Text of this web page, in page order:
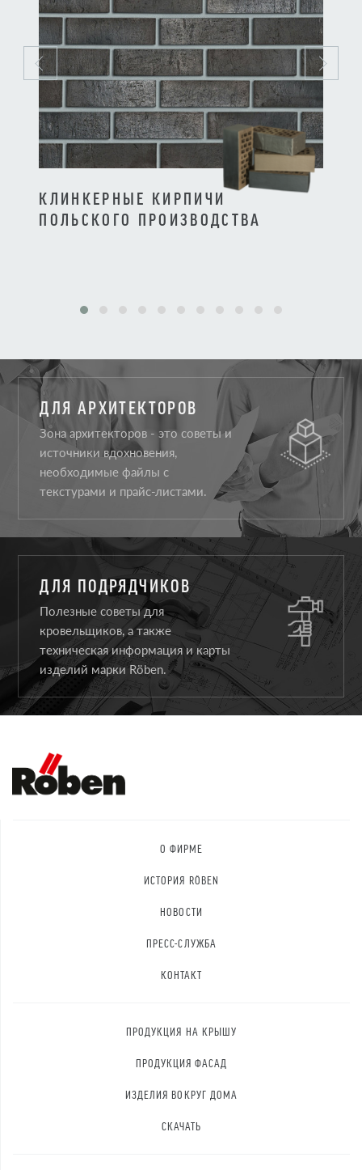
КЛИНКЕРНЫЕ КИРПИЧИ
ПОЛЬСКОГО ПРОИЗВОДСТВА
ДЛЯ АРХИТЕКТОРОВ
Зона архитекторов - это советы и
источники вдохновения,
необходимые файлы с
текстурами и прайс-листами.
ДЛЯ ПОДРЯДЧИКОВ
Полезные советы для
кровельщиков, а также
техническая информация и карты
изделий марки Röben.
О ФИРМЕ
ИСТОРИЯ RÖBEN
НОВОСТИ
ПРЕСС-СЛУЖБА
КОНТАКТ
ПРОДУКЦИЯ НА КРЫШУ
ПРОДУКЦИЯ ФАСАД
ИЗДЕЛИЯ ВОКРУГ ДОМА
СКАЧАТЬ